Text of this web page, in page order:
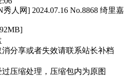
人网] 2024.07.16 No.8868 绮里嘉
消分享或者失效请联系站长补档
过压缩处理，压缩包内为原图